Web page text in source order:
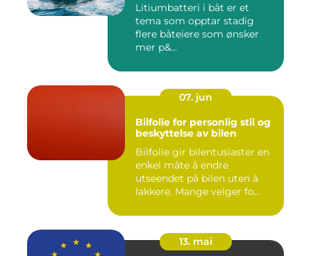
Litiumbatteri i båt er et
tema som opptar stadig
flere båteiere som ønsker
mer p&...
07. jun
Bilfolie for personlig stil og
beskyttelse av bilen
Bilfolie gir bilentusiaster en
enkel måte å endre
utseendet på bilen uten å
lakkere. Mange velger fo...
13. mai